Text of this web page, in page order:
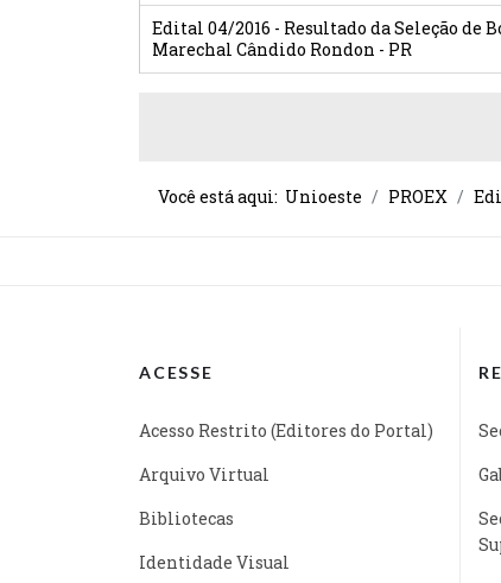
Edital 04/2016 - Resultado da Seleção de
Marechal Cândido Rondon - PR
Você está aqui: Unioeste PROEX
ACESSE
Acesso Restrito (Editores do Portal)
Arquivo Virtual
Bibliotecas
Identidade Visual